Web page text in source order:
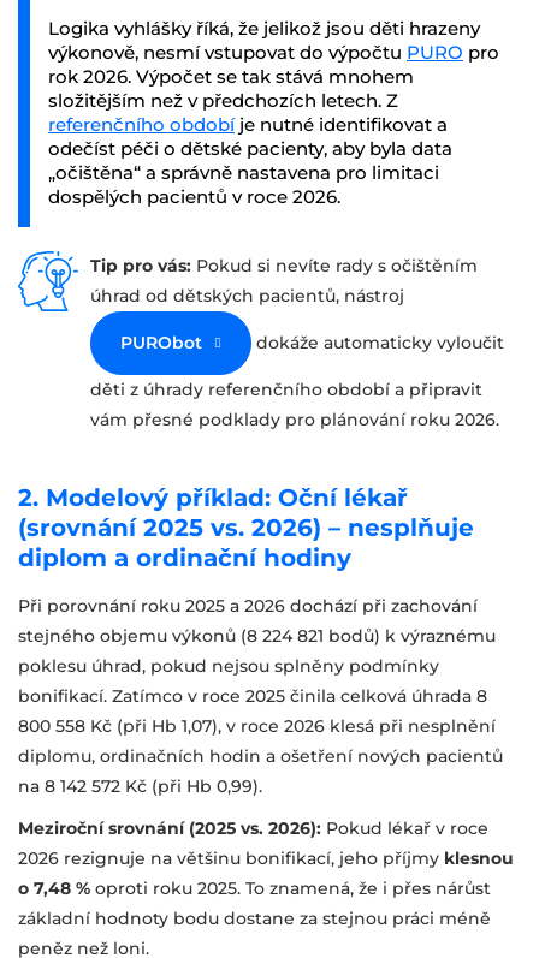
Logika vyhlášky říká, že jelikož jsou děti hrazeny
výkonově, nesmí vstupovat do výpočtu PURO pro
rok 2026. Výpočet se tak stává mnohem
složitějším než v předchozích letech. Z
referenčního obdobíje nutné identifikovat a
odečíst péči o dětské pacienty, aby byla data
„očištěna“ a správně nastavena pro limitaci
dospělých pacientů v roce 2026.
Tip pro vás: Pokud si nevíte rady s očištěním
úhrad od dětských pacientů, nástroj
PURObot dokáže automaticky vyloučit
děti z úhrady referenčního období a připravit
vám přesné podklady pro plánování roku 2026.
2. Modelový příklad: Oční lékař
(srovnání 2025 vs. 2026) – nesplňuje
diplom a ordinační hodiny
Při porovnání roku 2025 a 2026 dochází při zachování
stejného objemu výkonů (8 224 821 bodů) k výraznému
poklesu úhrad, pokud nejsou splněny podmínky
bonifikací. Zatímco v roce 2025 činila celková úhrada 8
800 558 Kč (při Hb 1,07), v roce 2026 klesá při nesplnění
diplomu, ordinačních hodin a ošetření nových pacientů
na 8 142 572 Kč (při Hb 0,99).
Meziroční srovnání (2025 vs. 2026): Pokud lékař v roce
2026 rezignuje na většinu bonifikací, jeho příjmy klesnou
o 7,48 % oproti roku 2025. To znamená, že i přes nárůst
základní hodnoty bodu dostane za stejnou práci méně
peněz než loni.